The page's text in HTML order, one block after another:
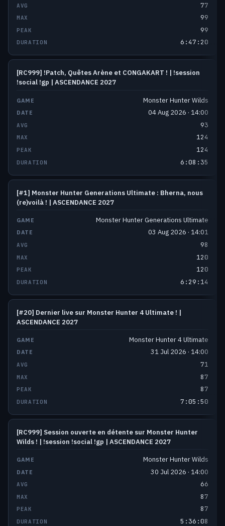
77
99
99
6:47:20
[RC999] !Patch, Quêtes Arène et CONGAKART ! | !session
!social !gp | ASCENDANCE 2027
Monster Hunter Wilds
04 Aug 2026 · 14:00
93
124
124
6:08:35
[#1] Monster Hunter Generations Ultimate : Bherna, nous
(re)voilà ! | ASCENDANCE 2027
Monster Hunter Generations Ultimate
03 Aug 2026 · 14:01
98
120
120
6:29:14
[#20] Dernier live sur Monster Hunter 4 Ultimate ! |
ASCENDANCE 2027
Monster Hunter 4 Ultimate
31 Jul 2026 · 14:00
71
87
87
7:05:50
[RC999] Session ouverte en détente sur Monster Hunter
Wilds ! | !session !social !gp | ASCENDANCE 2027
Monster Hunter Wilds
30 Jul 2026 · 14:00
66
87
87
5:36:08